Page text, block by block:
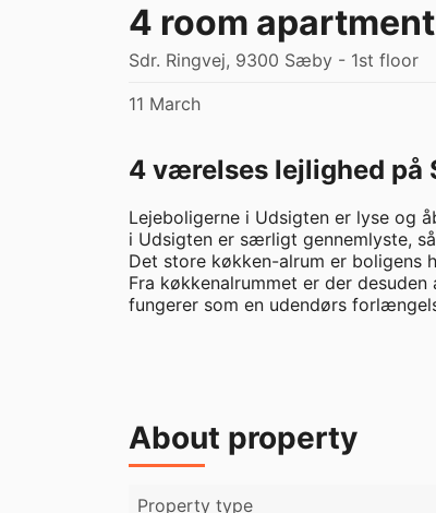
4 room
Sdr. Ringvej, 9300 Sæby - 1st floor
11 March
4 værelses lejlighed på
Lejeboligerne i Udsigten er lyse og
i Udsigten er særligt gennemlyste,
Det store køkken-alrum er boligens
Fra køkkenalrummet er der
fungerer som en udendørs
blandt beboerne i bygning og deres
About property
Property type